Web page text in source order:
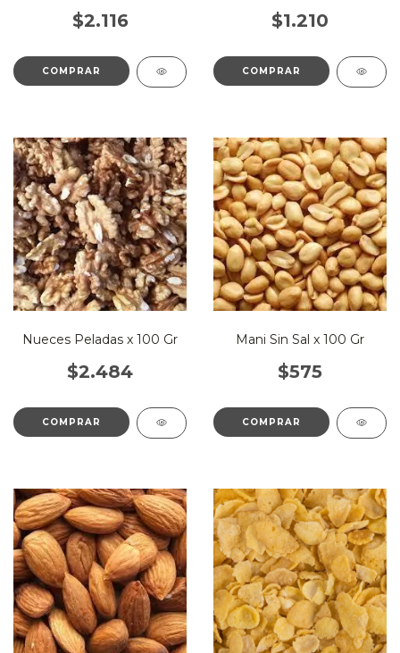
$2.116 $1.210
Nueces Peladas x 100 Gr
$2.484
Mani Sin Sal x 100 Gr
$575